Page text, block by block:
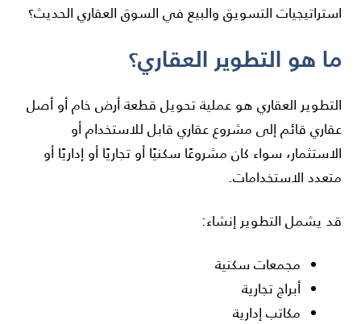
استراتيجيات التسويق والبيع في السوق العقاري الحديث؟
ما هو التطوير العقاري؟
التطوير العقاري هو عملية تحويل قطعة أرض خام أو أصل
عقاري قائم إلى مشروع عقاري قابل للاستخدام أو
الاستثمار، سواء كان مشروعًا سكنيًا أو تجاريًا أو إداريًا أو
متعدد الاستخدامات.
قد يشمل التطوير إنشاء:
مجمعات سكنية
أبراج تجارية
مكاتب إدارية